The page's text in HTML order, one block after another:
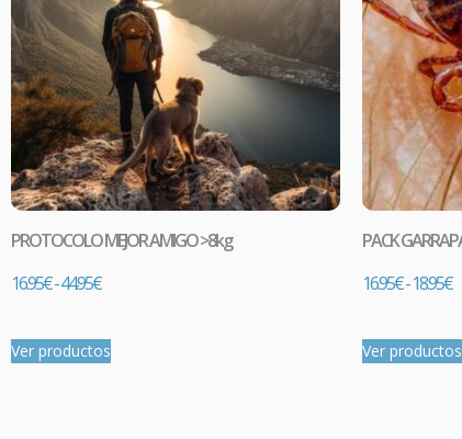
PROTOCOLO MEJOR AMIGO >8kg
16.95€-44.95€
Ver productos
PACK
16.95€-18.95€
Ver productos